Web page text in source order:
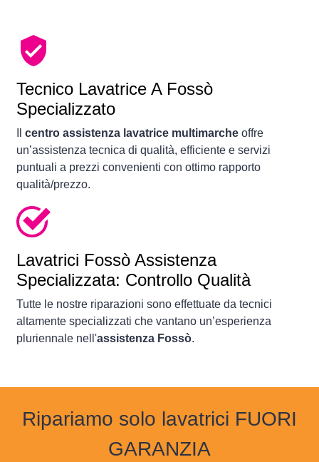
Tecnico Lavatrice A Fossò
Specializzato
centro assistenza lavatrice multimarche offre
un’assistenza tecnica di qualità, efficiente e servizi
puntuali a prezzi convenienti con ottimo rapporto
qualità/prezzo.
Lavatrici Fossò Assistenza
Specializzata: Controllo Qualità
Tutte le nostre riparazioni sono effettuate da tecnici
altamente specializzati che vantano un’esperienza
pluriennale nell'assistenza Fossò.
Ripariamo solo lavatrici FUORI
GARANZIA